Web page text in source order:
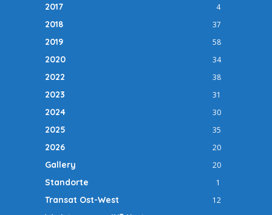
2017 4
2018 37
2019 58
2020 34
2022 38
2023 31
2024 30
2025 35
2026 20
Gallery 20
Standorte 1
Transat Ost-West 12